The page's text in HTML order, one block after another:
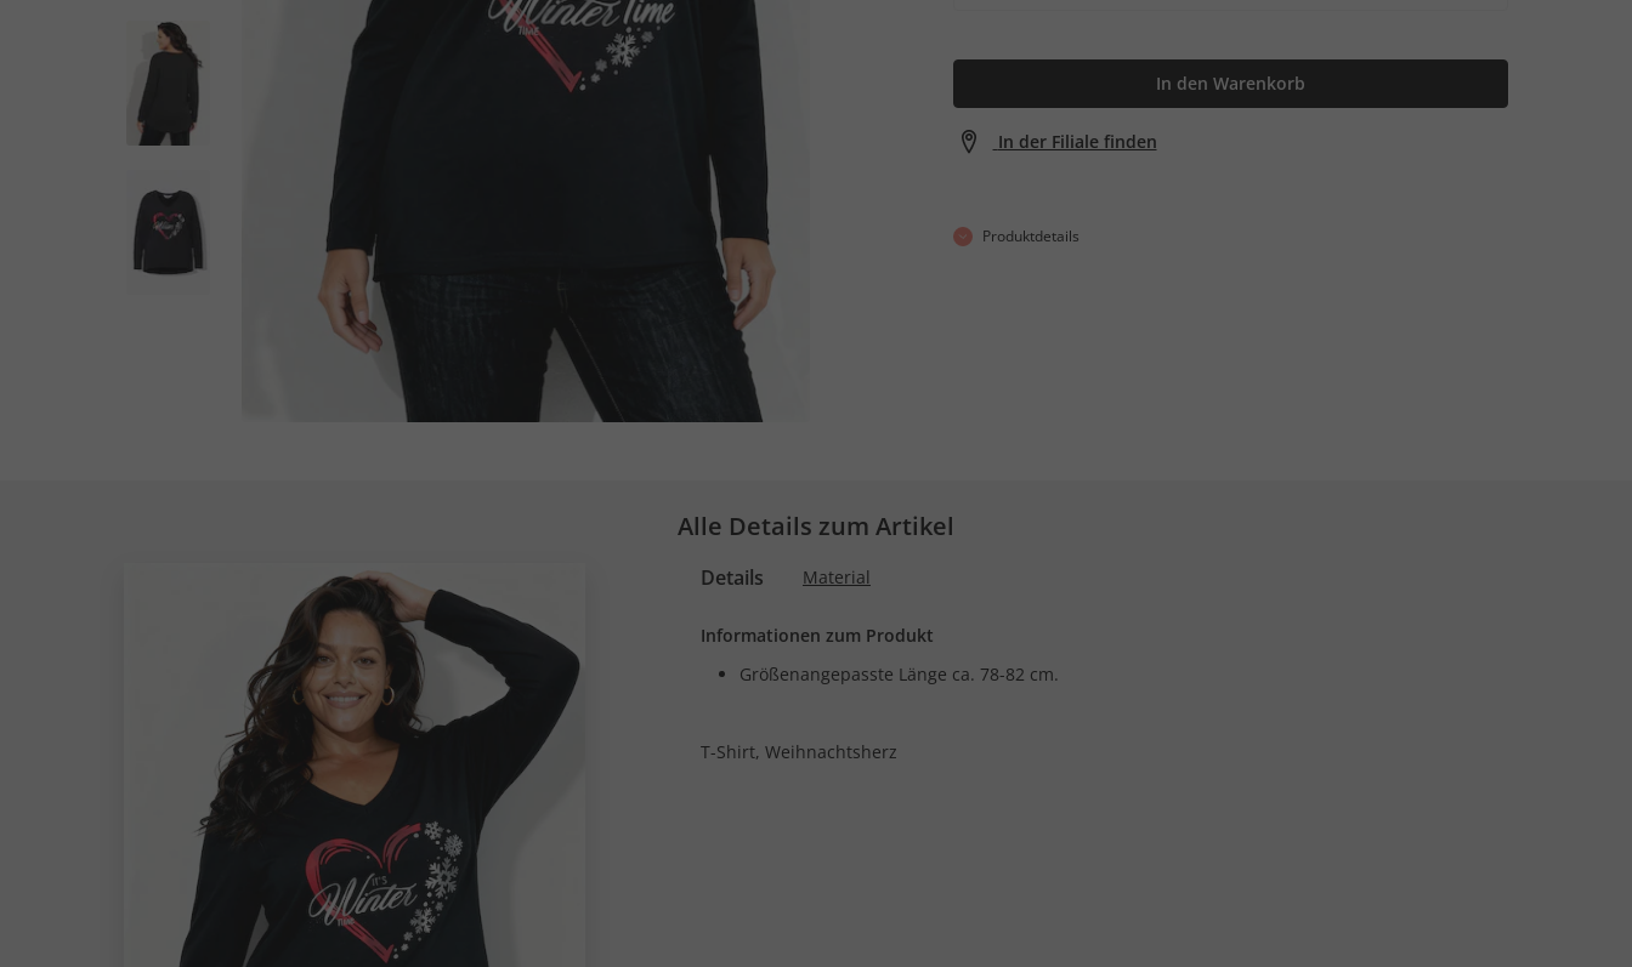
In den Warenkorb
In der Filiale finden
Produktdetails
Alle Details zum Artikel
Details Material
Informationen zum Produkt
Größenangepasste Länge ca. 78-82 cm.
T-Shirt, Weihnachtsherz